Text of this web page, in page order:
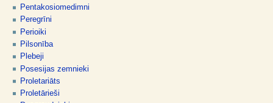
Pentakosiomedimni
Peregrīni
Perioiki
Pilsonība
Plebeji
Posesijas zemnieki
Proletariāts
Proletārieši